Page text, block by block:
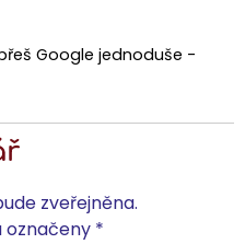
Google jednoduše -
zveřejněna.
označeny *